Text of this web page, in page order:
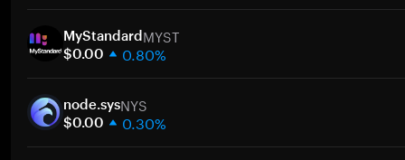
30 días
Capitalización de mercado
MyStandardMYST
$0.00 0.80%
30 días
Capitalización de mercado
node.sysNYS
$0.00 0.30%